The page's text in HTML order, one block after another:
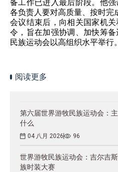
备工作已进入最后阶段。他
各负责人要对高质量、按时完
会议结束后，向相关国家机
令，旨在加强协调、加快筹
民族运动会以高组织水平举行。
阅读更多
第六届世界游牧民族运动会：
什么
04 八月 2026 96
世界游牧民族运动会：吉尔吉
族时装大赛